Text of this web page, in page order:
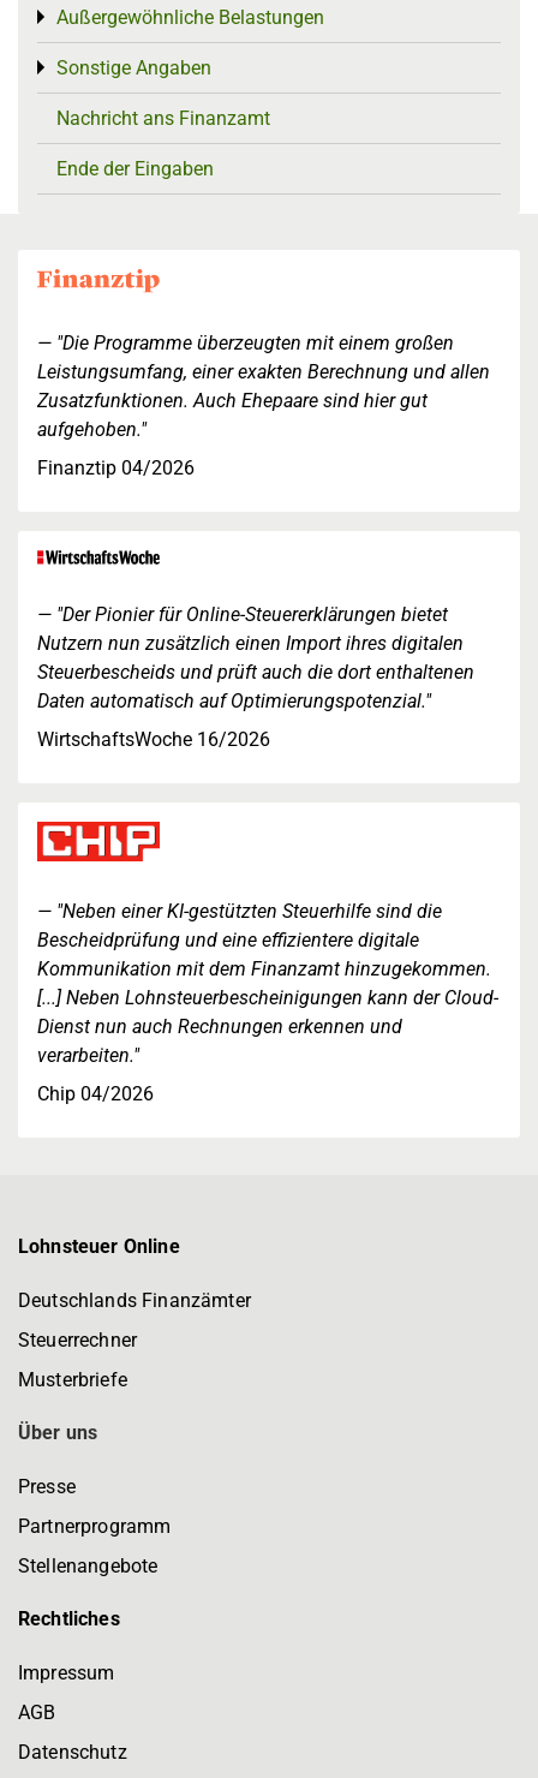
Außergewöhnliche Belastungen
Toggle menu
Sonstige Angaben
Toggle menu
Nachricht ans Finanzamt
Ende der Eingaben
"Die Programme überzeugten mit einem großen
Leistungsumfang, einer exakten Berechnung und allen
Zusatzfunktionen. Auch Ehepaare sind hier gut
aufgehoben."
Finanztip 04/2026
"Der Pionier für Online-Steuererklärungen bietet
Nutzern nun zusätzlich einen Import ihres digitalen
Steuerbescheids und prüft auch die dort enthaltenen
Daten automatisch auf Optimierungspotenzial."
WirtschaftsWoche 16/2026
"Neben einer KI-gestützten Steuerhilfe sind die
Bescheidprüfung und eine effizientere digitale
Kommunikation mit dem Finanzamt hinzugekommen.
[...] Neben Lohnsteuerbescheinigungen kann der Cloud-
Dienst nun auch Rechnungen erkennen und
verarbeiten."
Chip 04/2026
Lohnsteuer Online
Deutschlands Finanzämter
Steuerrechner
Musterbriefe
Über uns
Presse
Partnerprogramm
Stellenangebote
Rechtliches
Impressum
AGB
Datenschutz